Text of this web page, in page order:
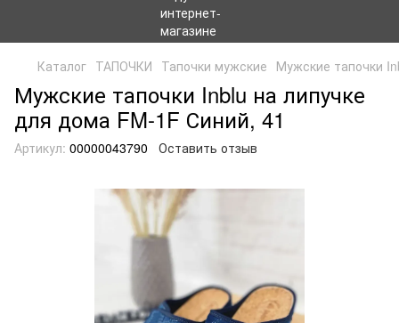
Каталог ТАПОЧКИ Тапочки мужские Мужские тапочки
Мужские тапочки Inblu на липучке
для дома FM-1F Синий, 41
Артикул: 00000043790 Оставить отзыв